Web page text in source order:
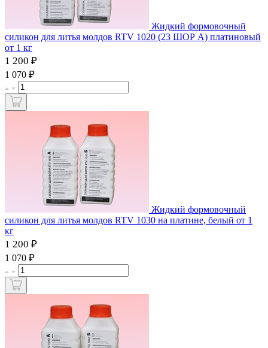
Жидкий формовочный
силикон для литья молдов RTV 1020 (23 ШОР А) платиновый
от 1 кг
1 200 ₽
1 070 ₽
Жидкий формовочный
силикон для литья молдов RTV 1030 на платине, белый от 1
кг
1 200 ₽
1 070 ₽